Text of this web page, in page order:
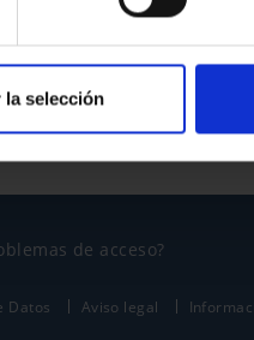
la selección
del servicio
de acceso?
Datos Aviso legal